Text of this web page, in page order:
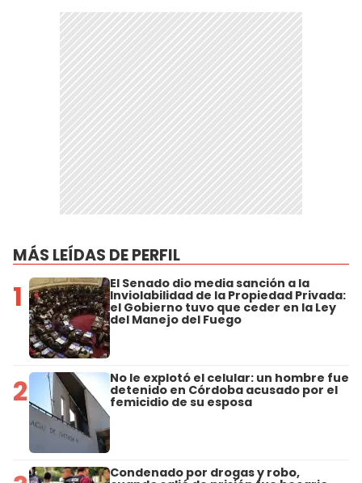
MÁS LEÍDAS DE PERFIL
1 El Senado dio media sanción a la
Inviolabilidad de la Propiedad Privada:
el Gobierno tuvo que ceder en la Ley
del Manejo del Fuego
2 No le explotó el celular: un hombre fue
detenido en Córdoba acusado por el
femicidio de su esposa
Condenado por drogas y robo,